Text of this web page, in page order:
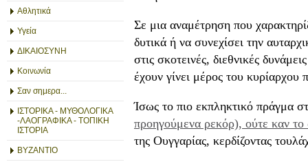
Αθλητικά
Υγεία
ΔΙΚΑΙΟΣΥΝΗ
Κοινωνία
Σαν σημερα...
ΙΣΤΟΡΙΚΑ - ΜΥΘΟΛΟΓΙΚΑ
-ΛΑΟΓΡΑΦΙΚΑ - ΤΟΠΙΚΗ
ΙΣΤΟΡΙΑ
ΒΥΖΑΝΤΙΟ
Σε μια αναμέτρηση που
δυτικά ή να συνεχίσει την
στις σκοτεινές, διεθνικές
έχουν γίνει μέρος του κυρίαρχου
Ίσως το πιο εκπληκτικό πράγμα
προηγούμενα ρεκόρ), ούτε καν το
της Ουγγαρίας, κερδίζοντας